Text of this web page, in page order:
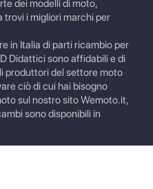
dei modelli di moto,
trovi i migliori marchi per
in Italia di parti ricambio per
Didattici sono affidabili e di
produttori del settore moto
ciò di cui hai bisogno
sul nostro sito Wemoto.it,
sono disponibili in